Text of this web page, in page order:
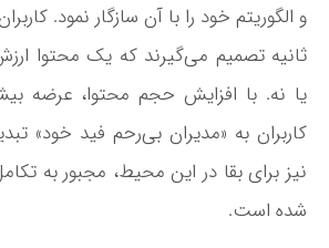
و الگوریتم خود را با آن سازگار نمود.
ثانیه تصمیم می‌گیرند که یک محتوا
یا نه. با افزایش حجم محتوا، عرضه
کاربران به «مدیران بی‌رحم فید خود»
نیز برای بقا در این محیط، مجبور به
شده است.